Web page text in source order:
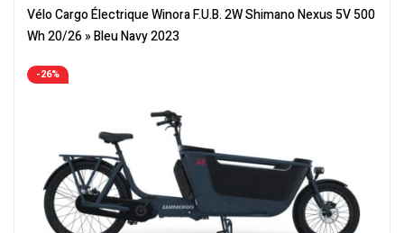
Cargos,Vélo électrique ville,Velos Electriques
Vélo Cargo Électrique Winora F.U.B. 2W Shimano Nexus 5V 500
Wh 20/26 » Bleu Navy 2023
-26%